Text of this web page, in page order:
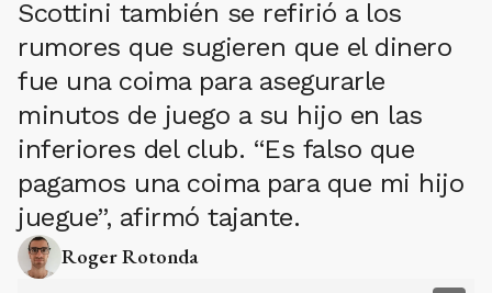
Scottini también se refirió a los
rumores que sugieren que el dinero
fue una coima para asegurarle
minutos de juego a su hijo en las
inferiores del club. “Es falso que
pagamos una coima para que mi hijo
juegue”, afirmó tajante.
Roger Rotonda